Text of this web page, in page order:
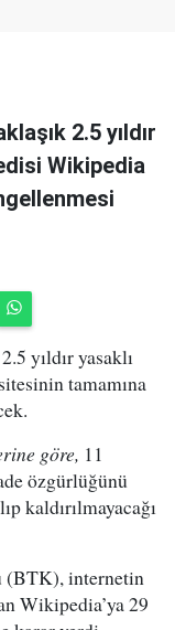
2.5 yıldır
Wikipedia
yıldır yasaklı
tamamına
göre, 11
özgürlüğünü
kaldırılmayacağı
internetin
Wikipedia’ya 29